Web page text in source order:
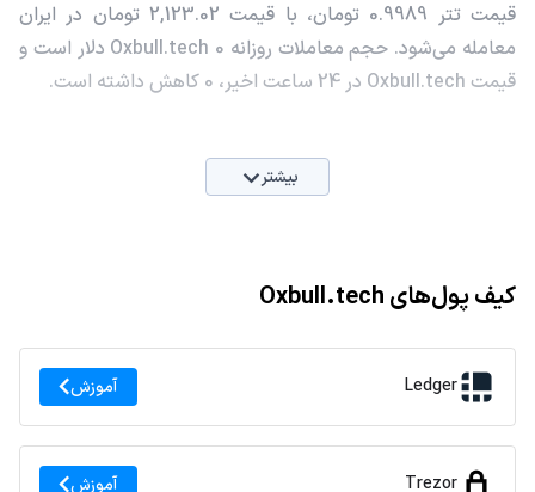
قیمت تتر 0.9989 تومان، با قیمت 2,123.02 تومان در ایران
معامله می‌شود. حجم معاملات روزانه Oxbull.tech 0 دلار است و
قیمت Oxbull.tech در 24 ساعت اخیر، 0 کاهش داشته است.
بیشتر
کیف پول‌های Oxbull.tech
Ledger آموزش
Trezor آموزش